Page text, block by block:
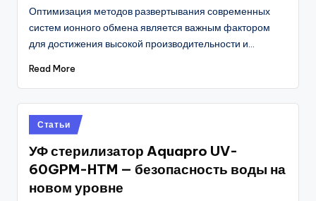
Оптимизация методов развертывания современных
систем ионного обмена является важным фактором
для достижения высокой производительности и…
Read More
Posted
in
Статьи
УФ стерилизатор Aquapro UV-
60GPM-HTM — безопасность воды на
новом уровне